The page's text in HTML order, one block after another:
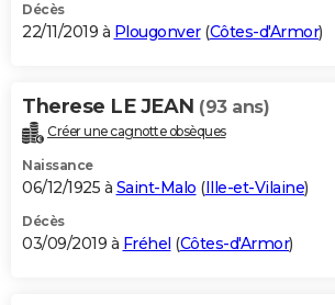
Décès
22/11/2019 à Plougonver(Côtes-d'Armor)
Therese LE JEAN (93 ans)
Créer une cagnotte obsèques
Naissance
06/12/1925 à Saint-Malo (Ille-et-Vilaine)
Décès
03/09/2019 à Fréhel (Côtes-d'Armor)